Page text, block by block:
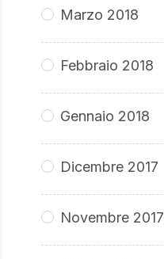
Marzo 2018
Febbraio 2018
Gennaio 2018
Dicembre 2017
Novembre 2017